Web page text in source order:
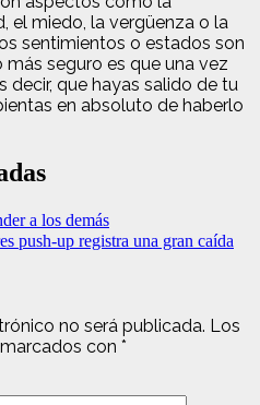
el miedo, la vergüenza o la
sentimientos o estados son
seguro es que una vez
decir, que hayas salido de tu
en absoluto de haberlo
a los demás
push-up registra una gran caída
no será publicada. Los
con *